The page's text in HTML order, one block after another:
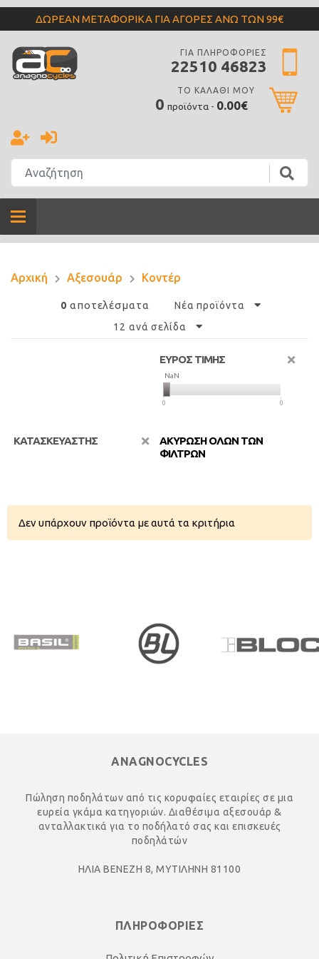
ΔΩΡΕΑΝ ΜΕΤΑΦΟΡΙΚΑ ΓΙΑ ΑΓΟΡΕΣ ΑΝΩ ΤΩΝ 99€
ΓΙΑ ΠΛΗΡΟΦΟΡΙΕΣ
22510 46823
ΤΟ ΚΑΛΑΘΙ ΜΟΥ
0 προϊόντα - 0.00€
Αρχική Αξεσουάρ Κοντέρ
0 αποτελέσματα
Νέα προϊόντα
12 ανά σελίδα
ΕΥΡΟΣ ΤΙΜΗΣ
NaN
NaN
0 0
ΚΑΤΑΣΚΕΥΑΣΤΗΣ
ΑΚΥΡΩΣΗ ΟΛΩΝ ΤΩΝ
ΦΙΛΤΡΩΝ
Δεν υπάρχουν προϊόντα με αυτά τα κριτήρια
ANAGNOCYCLES
Πώληση ποδηλάτων από τις κορυφαίες εταιρίες σε μια
ευρεία γκάμα κατηγοριών. Διαθέσιμα αξεσουάρ &
ανταλλακτικά για το ποδήλατό σας και επισκευές
ποδηλάτών
ΗΛΙΑ ΒΕΝΕΖΗ 8, ΜΥΤΙΛΗΝΗ 81100
ΠΛΗΡΟΦΟΡΙΕΣ